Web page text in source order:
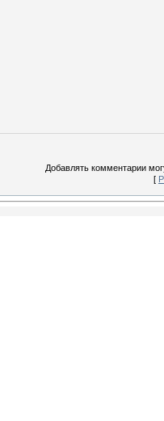
Добавлять комментарии
[